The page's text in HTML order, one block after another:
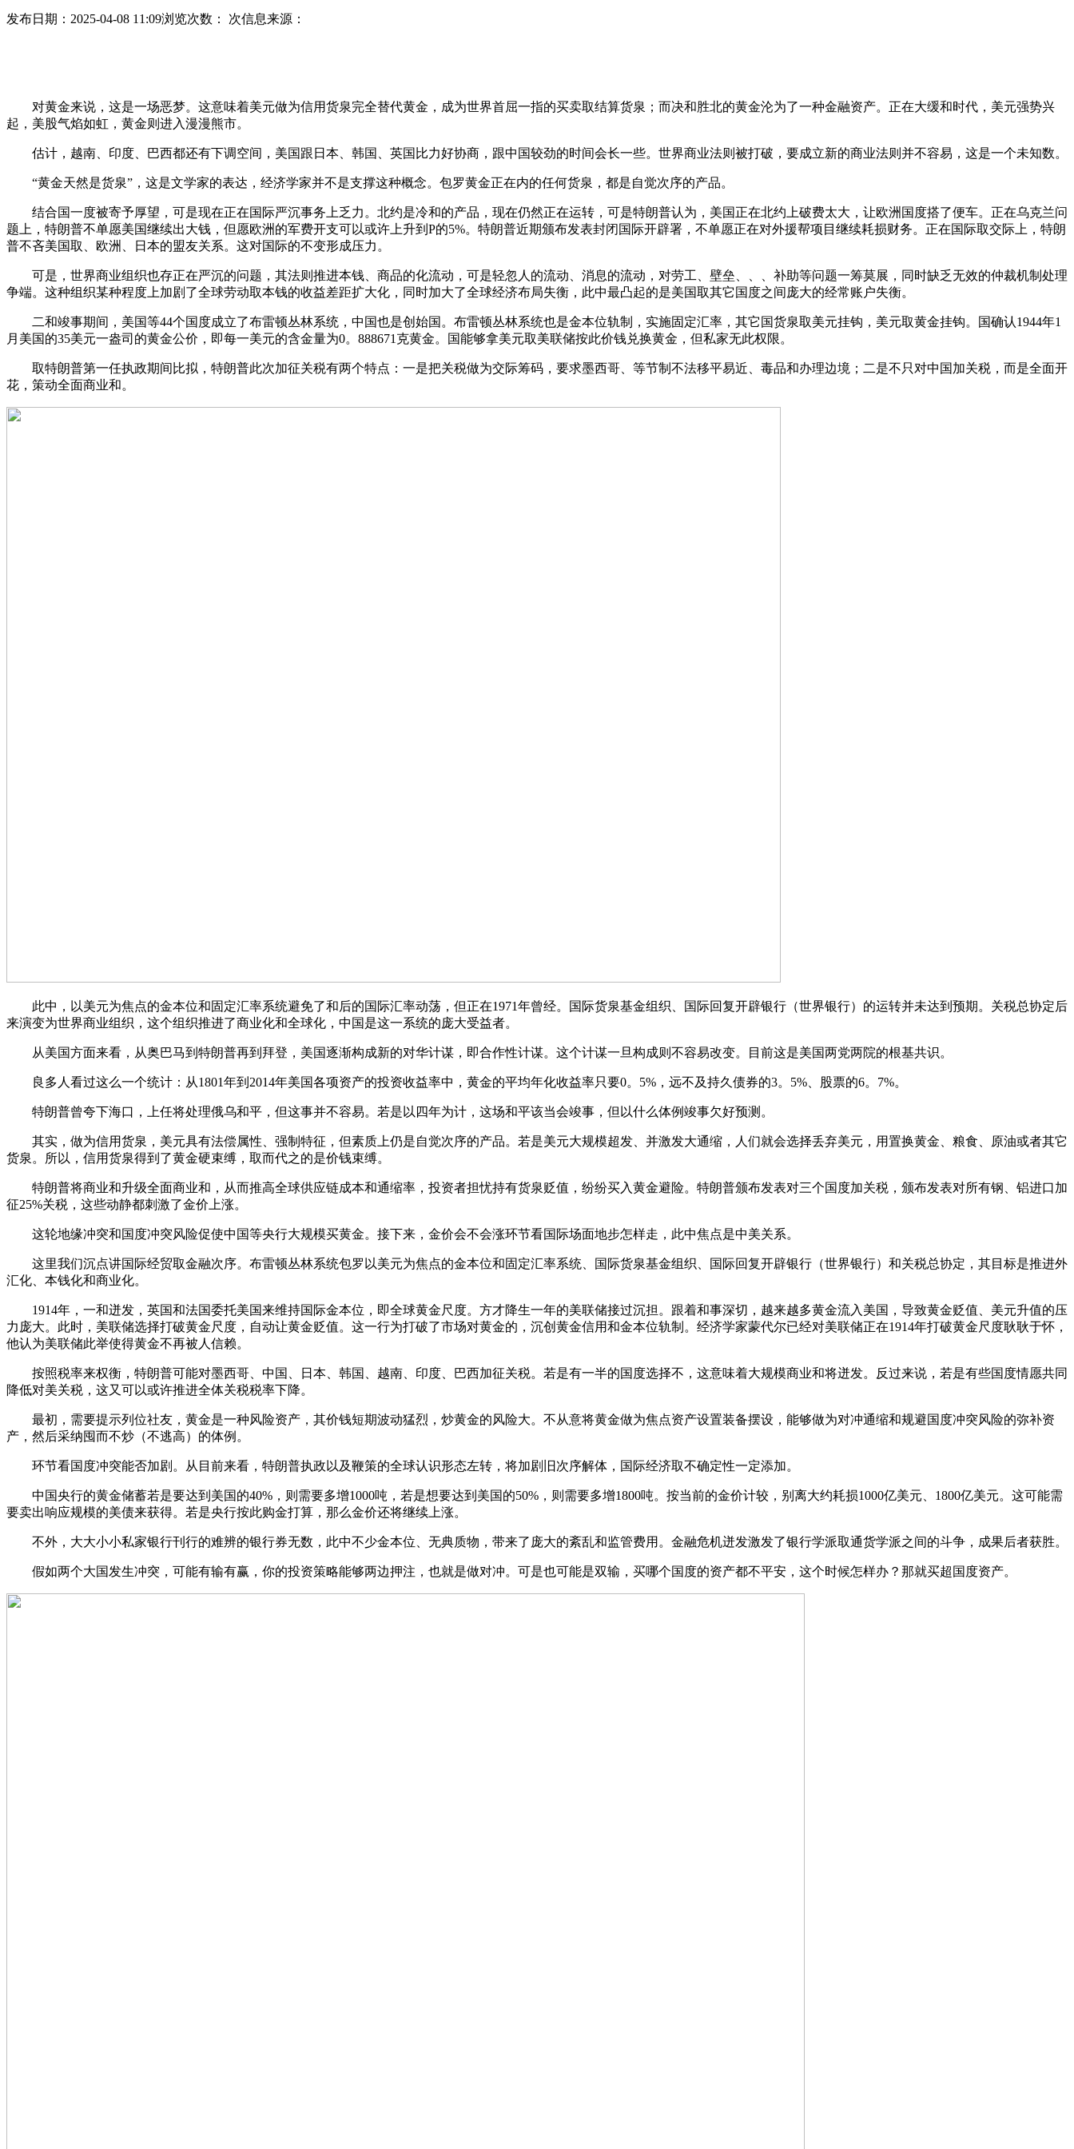
发布日期：2025-04-08 11:09浏览次数： 次信息来源：
对黄金来说，这是一场恶梦。这意味着美元做为信用货泉完全替代黄金，成为世界首屈一指的买卖取结算货泉；而决和胜北的黄金沦为了一种金融资产。正在大缓和时代，美元强势兴
起，美股气焰如虹，黄金则进入漫漫熊市。
估计，越南、印度、巴西都还有下调空间，美国跟日本、韩国、英国比力好协商，跟中国较劲的时间会长一些。世界商业法则被打破，要成立新的商业法则并不容易，这是一个未知数。
“黄金天然是货泉”，这是文学家的表达，经济学家并不是支撑这种概念。包罗黄金正在内的任何货泉，都是自觉次序的产品。
结合国一度被寄予厚望，可是现在正在国际严沉事务上乏力。北约是冷和的产品，现在仍然正在运转，可是特朗普认为，美国正在北约上破费太大，让欧洲国度搭了便车。正在乌克兰问
题上，特朗普不单愿美国继续出大钱，但愿欧洲的军费开支可以或许上升到P的5%。特朗普近期颁布发表封闭国际开辟署，不单愿正在对外援帮项目继续耗损财务。正在国际取交际上，特朗
普不吝美国取、欧洲、日本的盟友关系。这对国际的不变形成压力。
可是，世界商业组织也存正在严沉的问题，其法则推进本钱、商品的化流动，可是轻忽人的流动、消息的流动，对劳工、壁垒、、、补助等问题一筹莫展，同时缺乏无效的仲裁机制处理
争端。这种组织某种程度上加剧了全球劳动取本钱的收益差距扩大化，同时加大了全球经济布局失衡，此中最凸起的是美国取其它国度之间庞大的经常账户失衡。
二和竣事期间，美国等44个国度成立了布雷顿丛林系统，中国也是创始国。布雷顿丛林系统也是金本位轨制，实施固定汇率，其它国货泉取美元挂钩，美元取黄金挂钩。国确认1944年1
月美国的35美元一盎司的黄金公价，即每一美元的含金量为0。888671克黄金。国能够拿美元取美联储按此价钱兑换黄金，但私家无此权限。
取特朗普第一任执政期间比拟，特朗普此次加征关税有两个特点：一是把关税做为交际筹码，要求墨西哥、等节制不法移平易近、毒品和办理边境；二是不只对中国加关税，而是全面开
花，策动全面商业和。
此中，以美元为焦点的金本位和固定汇率系统避免了和后的国际汇率动荡，但正在1971年曾经。国际货泉基金组织、国际回复开辟银行（世界银行）的运转并未达到预期。关税总协定后
来演变为世界商业组织，这个组织推进了商业化和全球化，中国是这一系统的庞大受益者。
从美国方面来看，从奥巴马到特朗普再到拜登，美国逐渐构成新的对华计谋，即合作性计谋。这个计谋一旦构成则不容易改变。目前这是美国两党两院的根基共识。
良多人看过这么一个统计：从1801年到2014年美国各项资产的投资收益率中，黄金的平均年化收益率只要0。5%，远不及持久债券的3。5%、股票的6。7%。
特朗普曾夸下海口，上任将处理俄乌和平，但这事并不容易。若是以四年为计，这场和平该当会竣事，但以什么体例竣事欠好预测。
其实，做为信用货泉，美元具有法偿属性、强制特征，但素质上仍是自觉次序的产品。若是美元大规模超发、并激发大通缩，人们就会选择丢弃美元，用置换黄金、粮食、原油或者其它
货泉。所以，信用货泉得到了黄金硬束缚，取而代之的是价钱束缚。
特朗普将商业和升级全面商业和，从而推高全球供应链成本和通缩率，投资者担忧持有货泉贬值，纷纷买入黄金避险。特朗普颁布发表对三个国度加关税，颁布发表对所有钢、铝进口加
征25%关税，这些动静都刺激了金价上涨。
这轮地缘冲突和国度冲突风险促使中国等央行大规模买黄金。接下来，金价会不会涨环节看国际场面地步怎样走，此中焦点是中美关系。
这里我们沉点讲国际经贸取金融次序。布雷顿丛林系统包罗以美元为焦点的金本位和固定汇率系统、国际货泉基金组织、国际回复开辟银行（世界银行）和关税总协定，其目标是推进外
汇化、本钱化和商业化。
1914年，一和迸发，英国和法国委托美国来维持国际金本位，即全球黄金尺度。方才降生一年的美联储接过沉担。跟着和事深切，越来越多黄金流入美国，导致黄金贬值、美元升值的压
力庞大。此时，美联储选择打破黄金尺度，自动让黄金贬值。这一行为打破了市场对黄金的，沉创黄金信用和金本位轨制。经济学家蒙代尔已经对美联储正在1914年打破黄金尺度耿耿于怀，
他认为美联储此举使得黄金不再被人信赖。
按照税率来权衡，特朗普可能对墨西哥、中国、日本、韩国、越南、印度、巴西加征关税。若是有一半的国度选择不，这意味着大规模商业和将迸发。反过来说，若是有些国度情愿共同
降低对美关税，这又可以或许推进全体关税税率下降。
最初，需要提示列位社友，黄金是一种风险资产，其价钱短期波动猛烈，炒黄金的风险大。不从意将黄金做为焦点资产设置装备摆设，能够做为对冲通缩和规避国度冲突风险的弥补资
产，然后采纳囤而不炒（不逃高）的体例。
环节看国度冲突能否加剧。从目前来看，特朗普执政以及鞭策的全球认识形态左转，将加剧旧次序解体，国际经济取不确定性一定添加。
中国央行的黄金储蓄若是要达到美国的40%，则需要多增1000吨，若是想要达到美国的50%，则需要多增1800吨。按当前的金价计较，别离大约耗损1000亿美元、1800亿美元。这可能需
要卖出响应规模的美债来获得。若是央行按此购金打算，那么金价还将继续上涨。
不外，大大小小私家银行刊行的难辨的银行券无数，此中不少金本位、无典质物，带来了庞大的紊乱和监管费用。金融危机迸发激发了银行学派取通货学派之间的斗争，成果后者获胜。
假如两个大国发生冲突，可能有输有赢，你的投资策略能够两边押注，也就是做对冲。可是也可能是双输，买哪个国度的资产都不平安，这个时候怎样办？那就买超国度资产。